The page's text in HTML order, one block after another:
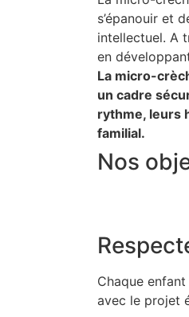
s’épanouir et
intellectuel. A
en
La micro-
un cadre
rythme, leurs
familial.
Nos
Chaque
avec le projet